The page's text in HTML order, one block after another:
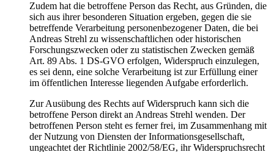
Zudem hat die betroffene Person das Recht, aus Gründen, die
sich aus ihrer besonderen Situation ergeben, gegen die sie
betreffende Verarbeitung personenbezogener Daten, die bei
Andreas Strehl zu wissenschaftlichen oder historischen
Forschungszwecken oder zu statistischen Zwecken gemäß
Art. 89 Abs. 1 DS-GVO erfolgen, Widerspruch einzulegen,
es sei denn, eine solche Verarbeitung ist zur Erfüllung einer
im öffentlichen Interesse liegenden Aufgabe erforderlich.
Zur Ausübung des Rechts auf Widerspruch kann sich die
betroffene Person direkt an Andreas Strehl wenden. Der
betroffenen Person steht es ferner frei, im Zusammenhang mit
der Nutzung von Diensten der Informationsgesellschaft,
ungeachtet der Richtlinie 2002/58/EG, ihr Widerspruchsrecht